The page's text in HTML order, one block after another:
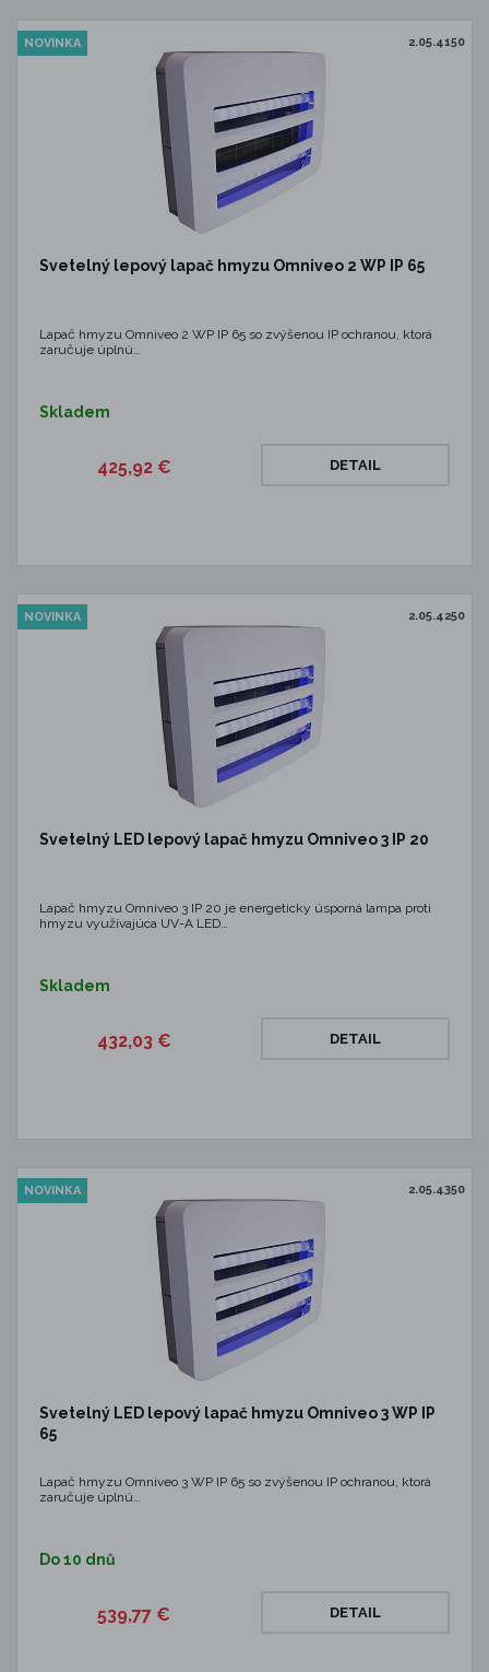
2.05.4150
NOVINKA
Svetelný lepový lapač hmyzu Omniveo 2 WP IP 65
Lapač hmyzu Omniveo 2 WP IP 65 so zvýšenou IP ochranou, ktorá
zaručuje úplnú…
Skladem
425,92 € DETAIL
2.05.4250
NOVINKA
Svetelný LED lepový lapač hmyzu Omniveo 3 IP 20
Lapač hmyzu Omniveo 3 IP 20 je energeticky úsporná lampa proti
hmyzu využívajúca UV-A LED…
Skladem
432,03 € DETAIL
2.05.4350
NOVINKA
Svetelný LED lepový lapač hmyzu Omniveo 3 WP IP
65
Lapač hmyzu Omniveo 3 WP IP 65 so zvýšenou IP ochranou, ktorá
zaručuje úplnú…
Do 10 dnů
539,77 € DETAIL